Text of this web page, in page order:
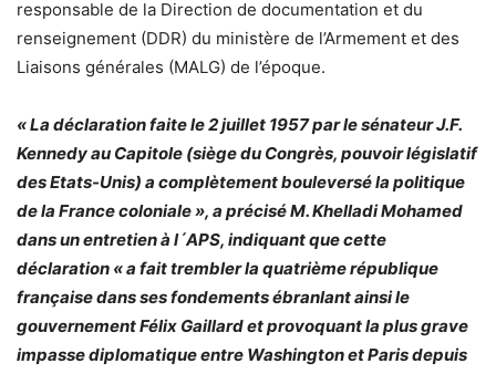
responsable de la Direction de documentation et du
renseignement (DDR) du ministère de l’Armement et des
Liaisons générales (MALG) de l’époque.
« La déclaration faite le 2 juillet 1957 par le sénateur J.F.
Kennedy au Capitole (siège du Congrès, pouvoir législatif
des Etats-Unis) a complètement bouleversé la politique
de la France coloniale », a précisé M. Khelladi Mohamed
dans un entretien à l´APS, indiquant que cette
déclaration « a fait trembler la quatrième république
française dans ses fondements ébranlant ainsi le
gouvernement Félix Gaillard et provoquant la plus grave
impasse diplomatique entre Washington et Paris depuis